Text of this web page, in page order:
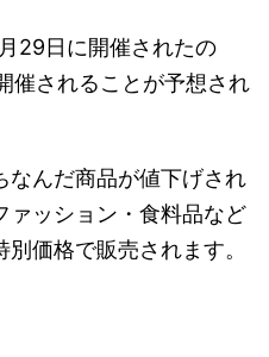
29日に開催されたの
催されることが予想され
なんだ商品が値下げされ
ァッション・食料品など
価格で販売されます。